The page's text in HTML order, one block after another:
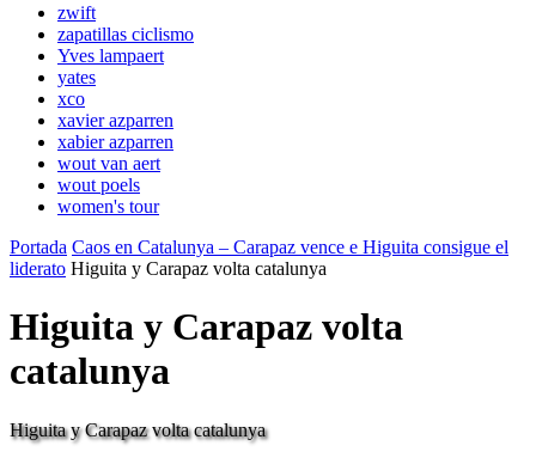
zwift
zapatillas ciclismo
Yves lampaert
yates
xco
xavier azparren
xabier azparren
wout van aert
wout poels
women's tour
Portada Caos en Catalunya – Carapaz vence e Higuita consigue el
liderato Higuita y Carapaz volta catalunya
Higuita y Carapaz volta
catalunya
Higuita y Carapaz volta catalunya